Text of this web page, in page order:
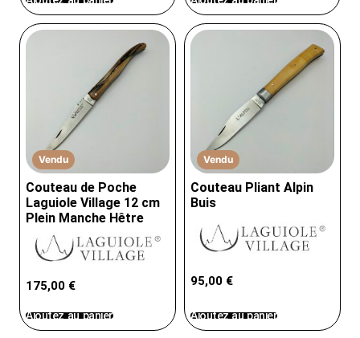
Vendu
Couteau de Poche
Laguiole Village 12 cm
Plein Manche Hêtre
175,00 €
Ajoutez au panier
Vendu
Couteau Pliant Alpin
Buis
95,00 €
Ajoutez au panier